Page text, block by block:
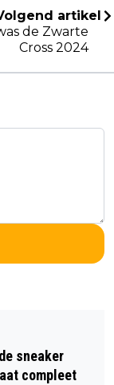
artikel
de Zwarte
Cross 2024
sneaker
compleet